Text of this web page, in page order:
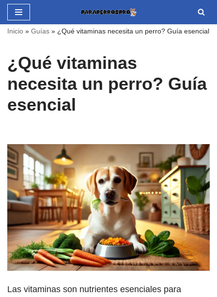
Saltar
contenido
Inicio » Guías » ¿Qué vitaminas necesita un perro? Guía esencial
¿Qué vitaminas
necesita un perro? Guía
esencial
Las vitaminas son nutrientes esenciales para